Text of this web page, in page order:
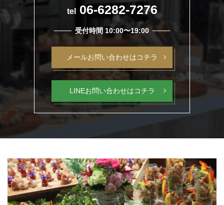
tel 06-6282-7276
受付時間 10:00〜19:00
メールお問い合わせはコチラ
LINEお問い合わせはコチラ